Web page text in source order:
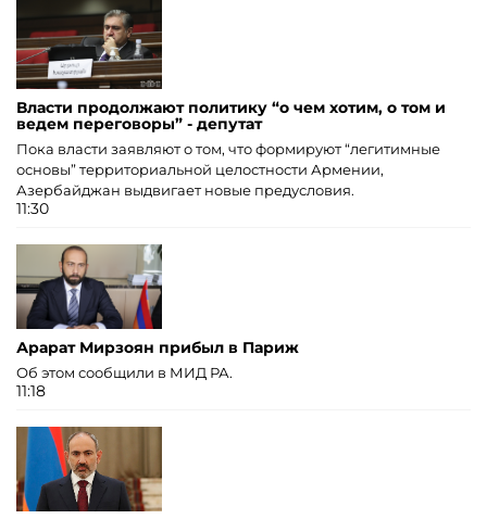
Власти продолжают политику “о чем хотим, о том и
ведем переговоры” - депутат
Пока власти заявляют о том, что формируют “легитимные
основы” территориальной целостности Армении,
Азербайджан выдвигает новые предусловия.
11:30
Арарат Мирзоян прибыл в Париж
Об этом сообщили в МИД РА.
11:18